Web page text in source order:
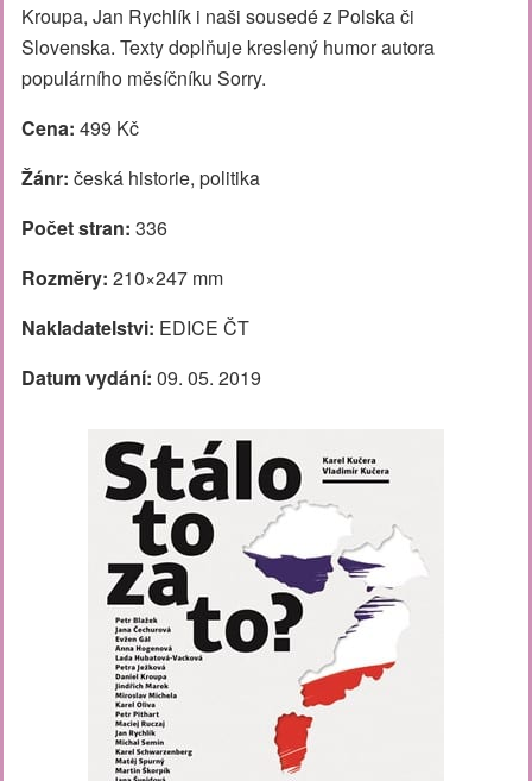
Kroupa, Jan Rychlík i naši sousedé z Polska či
Slovenska. Texty doplňuje kreslený humor autora
populárního měsíčníku Sorry.
Cena: 499 Kč
Žánr: česká historie, politika
Počet stran: 336
Rozměry: 210×247 mm
Nakladatelstvi: EDICE ČT
Datum vydání: 09. 05. 2019